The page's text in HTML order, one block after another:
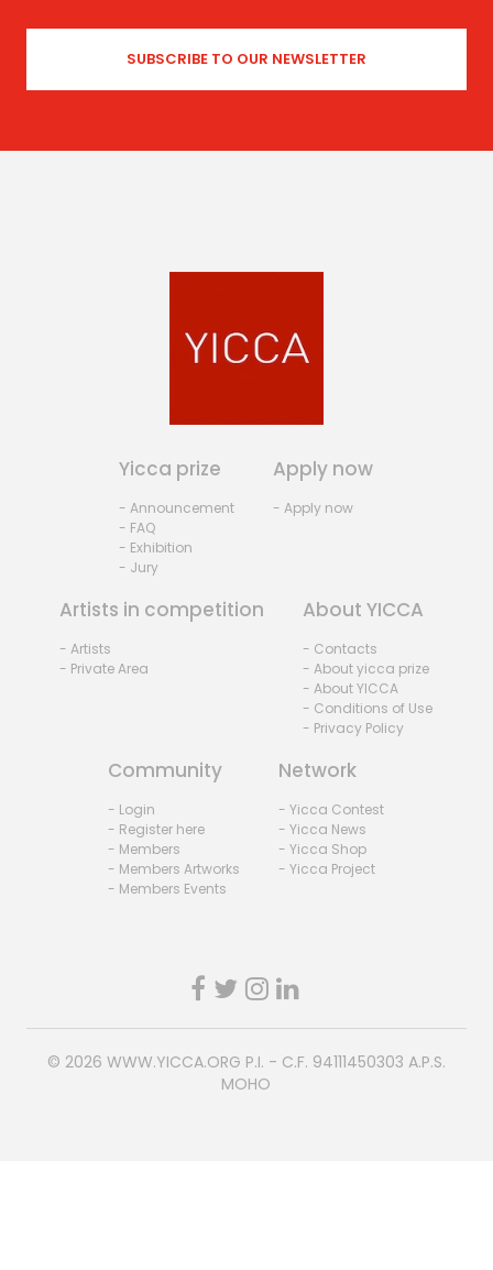
Yicca prize
- Announcement
- FAQ
- Exhibition
- Jury
Apply now
- Apply now
Artists in competition
- Artists
- Private Area
About YICCA
- Contacts
- About yicca prize
- About YICCA
- Conditions of Use
- Privacy Policy
Community
- Login
- Register here
- Members
- Members Artworks
- Members Events
Network
- Yicca Contest
- Yicca News
- Yicca Shop
- Yicca Project
© 2026 WWW.YICCA.ORG P.I. - C.F. 94111450303 A.P.S.
MOHO